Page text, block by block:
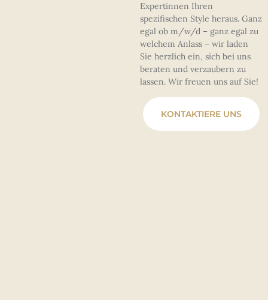
Expertinnen Ihren
spezifischen Style heraus. Ganz
egal ob m/w/d – ganz egal zu
welchem Anlass – wir laden
Sie herzlich ein, sich bei uns
beraten und verzaubern zu
lassen. Wir freuen uns auf Sie!
KONTAKTIERE UNS